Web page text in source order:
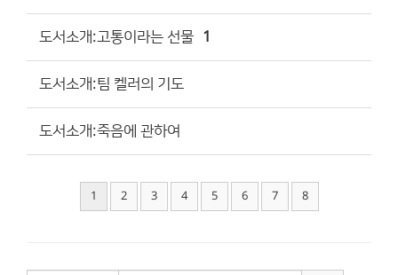
도서소개:고통이라는 선물 1
도서소개:팀 켈러의 기도
도서소개:죽음에 관하여
1 2 3 4 5 6 7 8